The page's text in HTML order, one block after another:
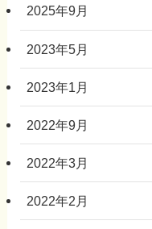
2025年9月
2023年5月
2023年1月
2022年9月
2022年3月
2022年2月